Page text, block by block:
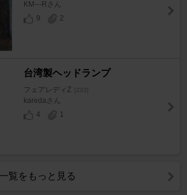
KM---Rさん
9
2
台湾製ヘッドランプ
フェアレディZ
karedaさん
4
1
覧をもっと見る